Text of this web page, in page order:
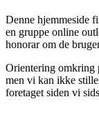
Denne hjemmeside
en gruppe online
honorar om de
Orientering omkring
men vi kan ikke
foretaget siden vi